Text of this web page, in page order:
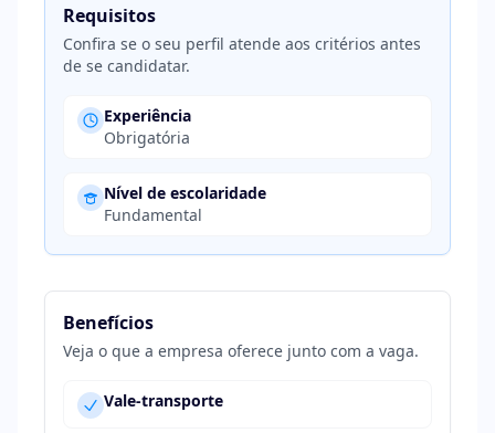
Requisitos
Confira se o seu perfil atende aos critérios antes
de se candidatar.
Experiência
Obrigatória
Nível de escolaridade
Fundamental
Benefícios
Veja o que a empresa oferece junto com a vaga.
Vale-transporte